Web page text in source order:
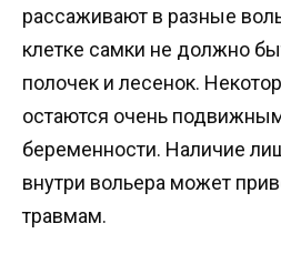
рассаживают в разные
клетке самки не должно
полочек и лесенок.
остаются очень
беременности. Наличие
внутри вольера может
травмам.